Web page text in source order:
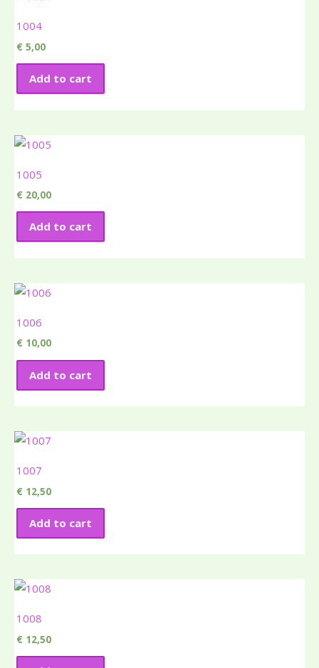
1004
€ 5,00
Add to cart
1005
€ 20,00
Add to cart
1006
€ 10,00
Add to cart
1007
€ 12,50
Add to cart
1008
€ 12,50